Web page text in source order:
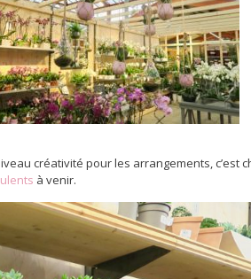
créativité pour les arrangements, c’est
à venir.